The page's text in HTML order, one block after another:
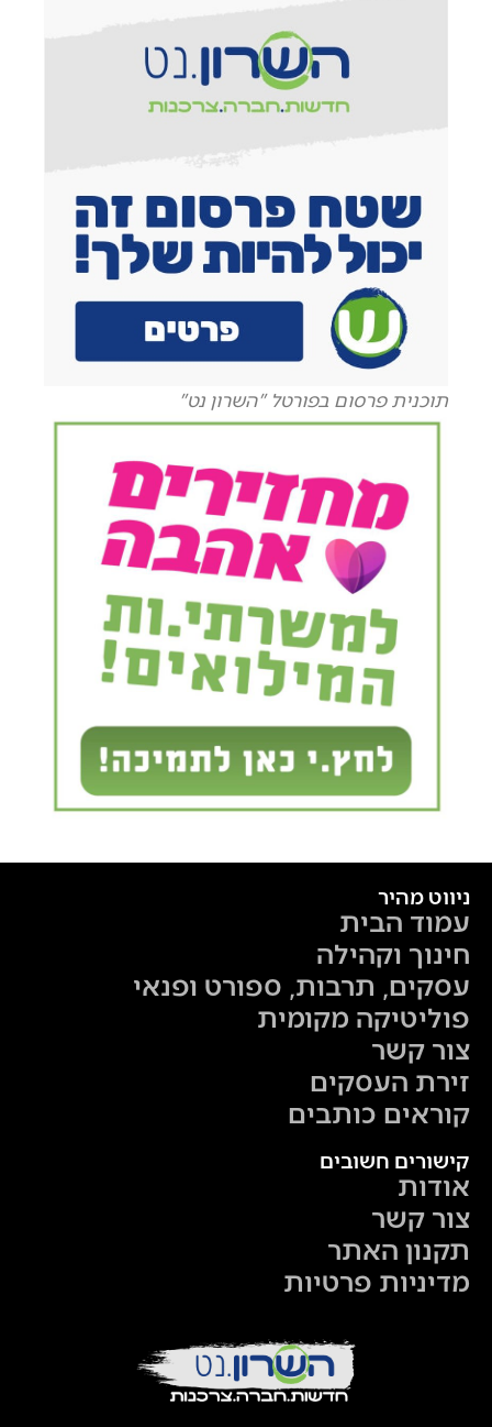
תוכנית פרסום בפורטל "השרון נט"
ניווט מהיר
עמוד הבית
חינוך וקהילה
עסקים, תרבות, ספורט ופנאי
פוליטיקה מקומית
צור קשר
זירת העסקים
קוראים כותבים
קישורים חשובים
אודות
צור קשר
תקנון האתר
מדיניות פרטיות